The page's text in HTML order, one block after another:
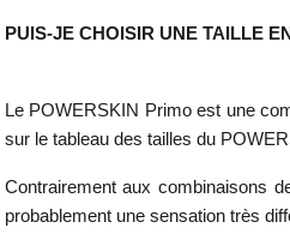
PUIS-JE CHOISIR UNE TAILLE
Le POWERSKIN Primo est une
sur le tableau des tailles du
Contrairement aux combinaisons
probablement une sensation très